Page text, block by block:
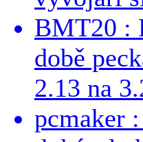
BMT20 :
době
2.13 na
pcmaker